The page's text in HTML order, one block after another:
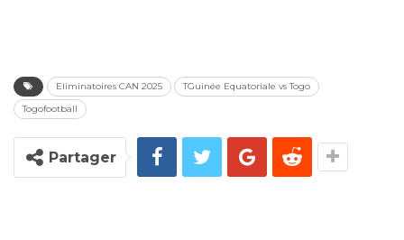
Eliminatoires CAN 2025
TGuinée Equatoriale vs Togo
Togofootball
Partager